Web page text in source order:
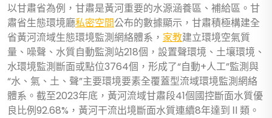
以甘肅省為例，甘肅是黃河重要的水源涵養區、補給區。甘
肅省生態環境廳私密空間公布的數據顯示，甘肅積極構建全
省黃河流域生態環境監測網絡體系， 家教建立環境空氣質
量、噪聲、水質自動監測站218個，設置聲環境、土壤環境、
水環境監測斷面或點位3764個，形成了“自動+人工”監測與
“水、氣、土、聲”主要環境要素全覆蓋型流域環境監測網絡
體系。截至2023年底，黃河流域甘肅段41個國控斷面水質優
良比例92.68%，黃河干流出境斷面水質連續8年達到Ⅱ類。